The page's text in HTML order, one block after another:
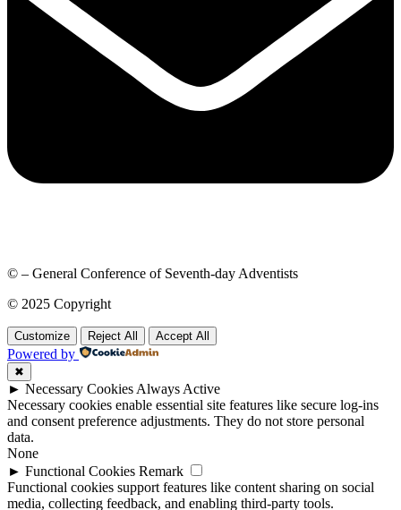
© – General Conference of Seventh-day Adventists
© 2025 Copyright
Customize Reject All Accept All
Powered by
✖
► Necessary Cookies Always Active
Necessary cookies enable essential site features like secure log-ins
and consent preference adjustments. They do not store personal
data.
None
► Functional Cookies Remark
Functional cookies support features like content sharing on social
media, collecting feedback, and enabling third-party tools.